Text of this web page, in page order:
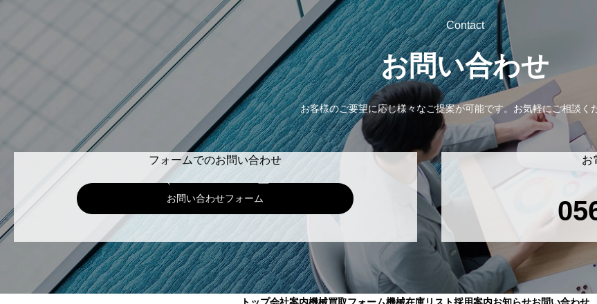
Contact
お問い合わせ
お客様のご要望に応じ様々なご提案が可能です。 お気軽にご相談く
フォームでのお問い合わせ
お問い合わせフォーム
お